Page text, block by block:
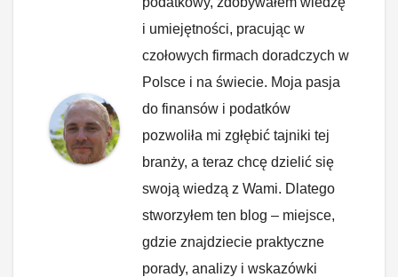
i umiejętności, pracując w
czołowych firmach doradczych w
Polsce i na świecie. Moja pasja
do finansów i podatków
pozwoliła mi zgłębić tajniki tej
branży, a teraz chcę dzielić się
swoją wiedzą z Wami. Dlatego
stworzyłem ten blog – miejsce,
gdzie znajdziecie praktyczne
porady, analizy i wskazówki